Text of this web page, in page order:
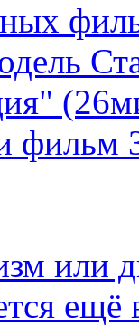
фильм
или
ещё